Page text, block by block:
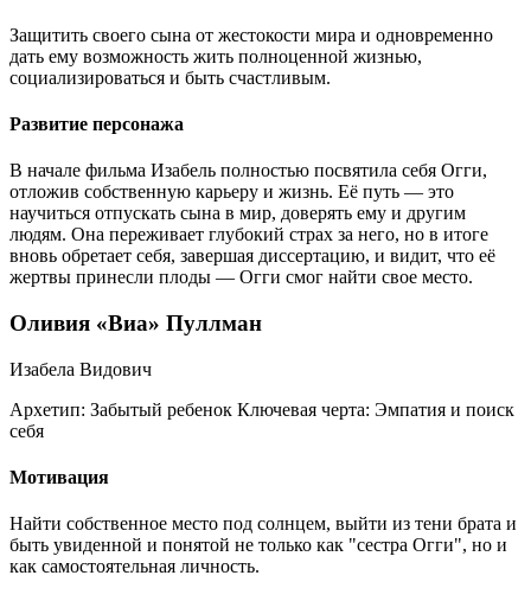
Защитить своего сына от жестокости мира и одновременно
дать ему возможность жить полноценной жизнью,
социализироваться и быть счастливым.
Развитие персонажа
В начале фильма Изабель полностью посвятила себя Огги,
отложив собственную карьеру и жизнь. Её путь — это
научиться отпускать сына в мир, доверять ему и другим
людям. Она переживает глубокий страх за него, но в итоге
вновь обретает себя, завершая диссертацию, и видит, что её
жертвы принесли плоды — Огги смог найти свое место.
Оливия «Виа» Пуллман
Изабела Видович
Архетип: Забытый ребенок Ключевая черта: Эмпатия и поиск
себя
Мотивация
Найти собственное место под солнцем, выйти из тени брата и
быть увиденной и понятой не только как "сестра Огги", но и
как самостоятельная личность.